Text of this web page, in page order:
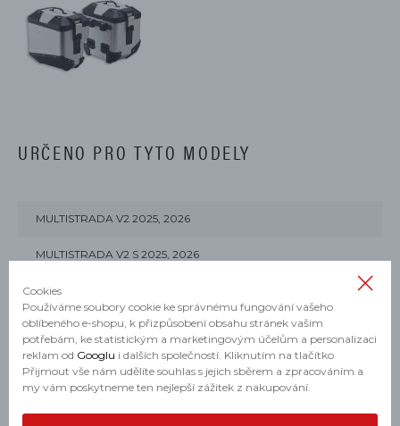
URČENO PRO TYTO MODELY
MULTISTRADA V2 2025, 2026
MULTISTRADA V2 S 2025, 2026
MULTISTRADA V4 RALLY 2025, 2026
MULTISTRADA V4 2026
MULTISTRADA V4 PIKES PEAK 2026
MULTISTRADA V4 RS 2026
Cookies
Používáme soubory cookie ke správnému fungování vašeho
oblíbeného e-shopu, k přizpůsobení obsahu stránek vašim
potřebám, ke statistickým a marketingovým účelům a personalizaci
reklam od Googlu i dalších společností. Kliknutím na tlačítko
Přijmout vše nám udělíte souhlas s jejich sběrem a zpracováním a
my vám poskytneme ten nejlepší zážitek z nakupování.